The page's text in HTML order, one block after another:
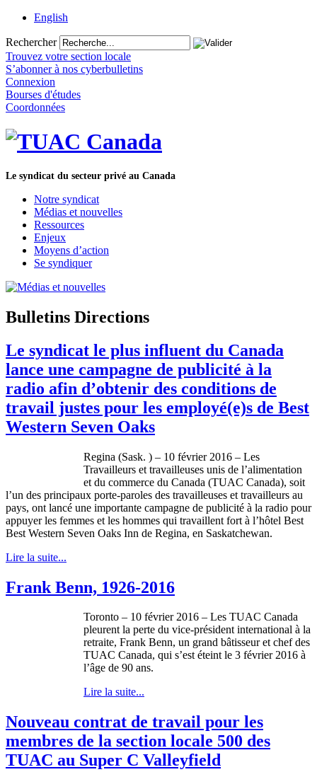
English
Rechercher
Trouvez votre section locale
S’abonner à nos cyberbulletins
Connexion
Bourses d'études
Coordonnées
Le syndicat du secteur privé au Canada
Notre syndicat
Médias et nouvelles
Ressources
Enjeux
Moyens d’action
Se syndiquer
Bulletins Directions
Le syndicat le plus influent du Canada
lance une campagne de publicité à la
radio afin d’obtenir des conditions de
travail justes pour les employé(e)s de Best
Western Seven Oaks
Regina (Sask. ) – 10 février 2016 – Les
Travailleurs et travailleuses unis de l’alimentation
et du commerce du Canada (TUAC Canada), soit
l’un des principaux porte-paroles des travailleuses et travailleurs au
pays, ont lancé une importante campagne de publicité à la radio pour
appuyer les femmes et les hommes qui travaillent fort à l’hôtel Best
Best Western Seven Oaks Inn de Regina, en Saskatchewan.
Lire la suite...
Frank Benn, 1926-2016
Toronto – 10 février 2016 – Les TUAC Canada
pleurent la perte du vice-président international à la
retraite, Frank Benn, un grand bâtisseur et chef des
TUAC Canada, qui s’est éteint le 3 février 2016 à
l’âge de 90 ans.
Lire la suite...
Nouveau contrat de travail pour les
membres de la section locale 500 des
TUAC au Super C Valleyfield